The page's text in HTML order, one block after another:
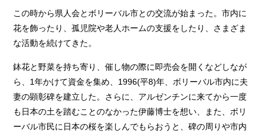
この時から県人会とボリーバル市との交流が始まった。市内に
花を飾ったり、孤児院や老人ホームの支援をしたり、さまざま
な活動を続けてきた。
鉢花と野菜を持ち寄り、催し物の際に即売会を開くなどしなが
ら、1年かけて資金を集め、1996(平8)年、ボリーバル市内に夫
妻の顕彰碑を建立した。さらに、アルゼンチンに来てから一度
も日本の土を踏むことのなかった伊藤博士を想い、また、ボリ
ーバル市民に日本の桜を楽しんでもらおうと、碑の周りや市内